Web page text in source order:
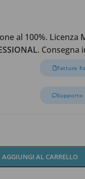
al 100%. Licenza
. Consegna
Fattura
Supporto
AGGIUNGI AL CARRELLO